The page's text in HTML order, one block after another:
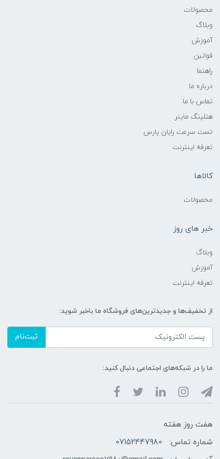
محصولات
وبلاگ
آموزش
قوانین
راهنما
درباره ما
تماس با ما
هتلینگ ماینر
تست سرعت رایان پارس
تعرفه اینترنت
کالاها
محصولات
خبر های روز
وبلاگ
آموزش
تعرفه اینترنت
از تخفیف‌ها و جدیدترین‌های فروشگاه ما باخبر شوید:
ثبت‌نام
ما را در شبکه‌های اجتماعی دنبال کنید:
هفت روز هفته
شماره تماس:
07152447980